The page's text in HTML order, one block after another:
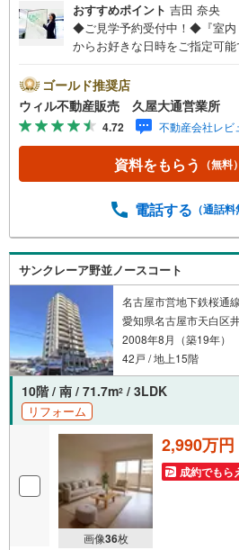
おすすめポイント 吉田 奈央
◆ご見学予約受付中！◆『室内
からお好きな日時をご指定可
ただいている不動産仲介会社で
環境はもちろん、過去にお任せ
生の声をもとに住戸環境を提案
い探しの方へ/弊社では平日に
まい探しをされるお客様にサ
＼お仕事で忙しい方へ/午前10
内覧もご対応いたします。＼
で、名古屋市全域や、その他
です！ 【ウィル不動産販売
「栄」駅「久屋大通」駅7A出
べるキッズスペースあり◎営業
無し）
ゴールド推奨店
ウィル不動産販売 久屋大通営業所
4.72 不動産会社レビ
資料をもらう （無料）
電話する （通話料
サンクレーア野並ノースコート
名古屋市営地下鉄桜通
愛知県名古屋市天白区
2008年8月（築19年）
42戸 / 地上15階
10階 / 南 / 71.7m2 / 3LDK
リフォーム
画像36枚
2,990万円
成約でもら